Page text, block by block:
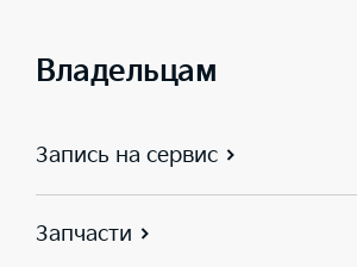
Владельцам
Запись на сервис
Запчасти